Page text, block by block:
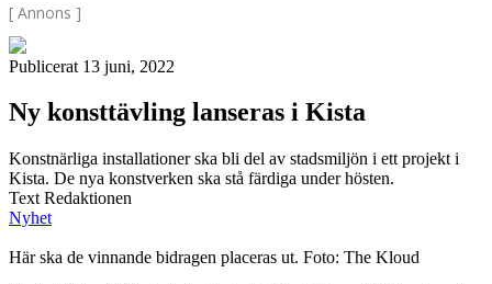
[ Annons ]
Publicerat 13 juni, 2022
Ny konsttävling lanseras i Kista
Konstnärliga installationer ska bli del av stadsmiljön i ett projekt i
Kista. De nya konstverken ska stå färdiga under hösten.
Text Redaktionen
Nyhet
Här ska de vinnande bidragen placeras ut. Foto: The Kloud